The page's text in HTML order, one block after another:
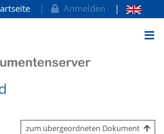
Anmelden
zum übergeordneten Dokument